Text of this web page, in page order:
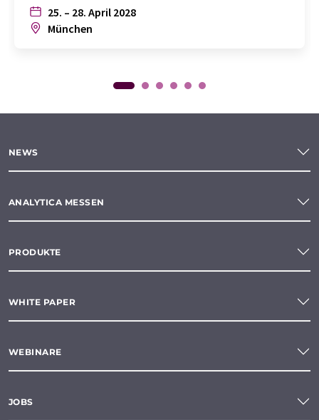
25. – 28. April 2028
München
NEWS
ANALYTICA MESSEN
PRODUKTE
WHITE PAPER
WEBINARE
JOBS